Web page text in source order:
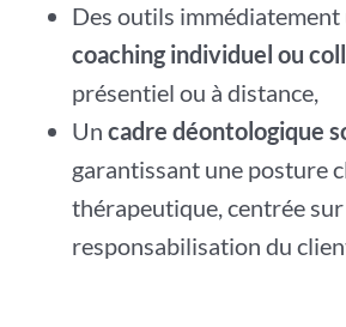
Des outils
coaching individuel ou
présentiel ou à distance,
Un cadre déontologique
garantissant une posture
thérapeutique, centrée sur
responsabilisation du